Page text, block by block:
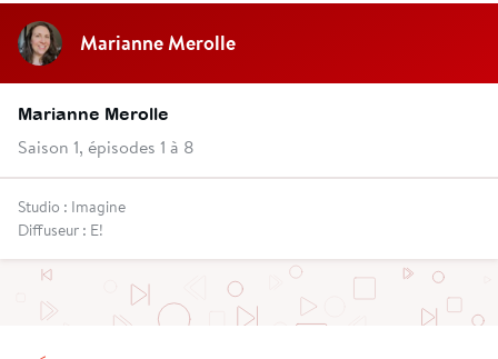
Marianne Merolle
Marianne Merolle
Saison 1, épisodes 1 à 8
Studio : Imagine
Diffuseur : E!